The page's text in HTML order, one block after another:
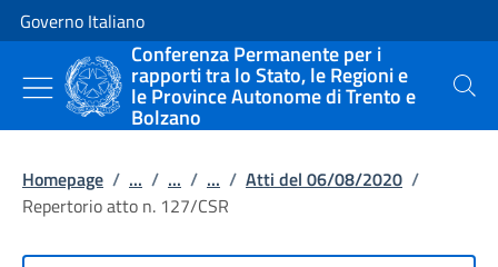
Vai al contenuto
Vai alla navigazione del sito
Governo Italiano
Conferenza Permanente per i
rapporti tra lo Stato, le Regioni e
le Province Autonome di Trento e
Bolzano
Cerca
Homepage / ... / ... / ... / Atti del 06/08/2020 /
Repertorio atto n. 127/CSR